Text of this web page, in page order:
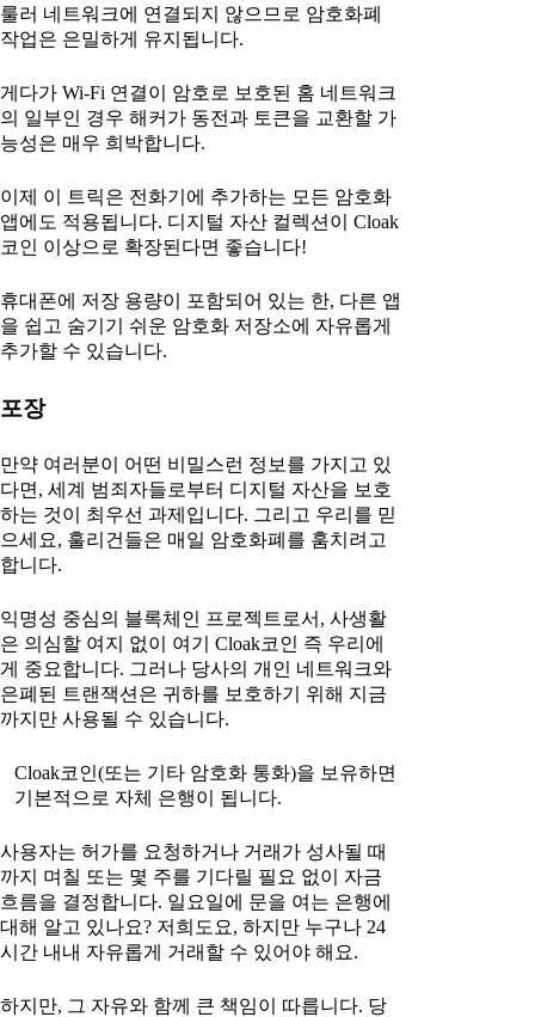
룰러 네트워크에 연결되지 않으므로 암호화폐
작업은 은밀하게 유지됩니다.
게다가 Wi-Fi 연결이 암호로 보호된 홈 네트워크
의 일부인 경우 해커가 동전과 토큰을 교환할 가
능성은 매우 희박합니다.
이제 이 트릭은 전화기에 추가하는 모든 암호화
앱에도 적용됩니다. 디지털 자산 컬렉션이 Cloak
코인 이상으로 확장된다면 좋습니다!
휴대폰에 저장 용량이 포함되어 있는 한, 다른 앱
을 쉽고 숨기기 쉬운 암호화 저장소에 자유롭게
추가할 수 있습니다.
포장
만약 여러분이 어떤 비밀스런 정보를 가지고 있
다면, 세계 범죄자들로부터 디지털 자산을 보호
하는 것이 최우선 과제입니다. 그리고 우리를 믿
으세요, 훌리건들은 매일 암호화폐를 훔치려고
합니다.
익명성 중심의 블록체인 프로젝트로서, 사생활
은 의심할 여지 없이 여기 Cloak코인 즉 우리에
게 중요합니다. 그러나 당사의 개인 네트워크와
은폐된 트랜잭션은 귀하를 보호하기 위해 지금
까지만 사용될 수 있습니다.
Cloak코인(또는 기타 암호화 통화)을 보유하면
기본적으로 자체 은행이 됩니다.
사용자는 허가를 요청하거나 거래가 성사될 때
까지 며칠 또는 몇 주를 기다릴 필요 없이 자금
흐름을 결정합니다. 일요일에 문을 여는 은행에
대해 알고 있나요? 저희도요, 하지만 누구나 24
시간 내내 자유롭게 거래할 수 있어야 해요.
하지만, 그 자유와 함께 큰 책임이 따릅니다. 당